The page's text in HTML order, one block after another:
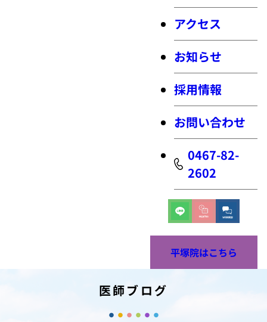
アクセス
お知らせ
採用情報
お問い合わせ
0467-82-
2602
平塚院はこちら
医師ブログ